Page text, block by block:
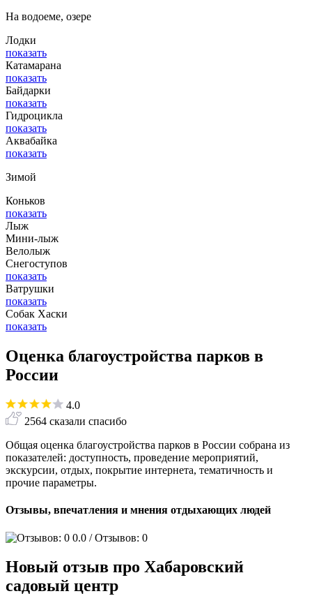
На водоеме, озере
Лодки
показать
Катамарана
показать
Байдарки
показать
Гидроцикла
показать
Аквабайка
показать
Зимой
Коньков
показать
Лыж
Мини-лыж
Велолыж
Снегоступов
показать
Ватрушки
показать
Собак Хаски
показать
Оценка благоустройства парков в
России
4.0
2564 сказали спасибо
Общая оценка благоустройства парков в России собрана из
показателей: доступность, проведение мероприятий,
экскурсии, отдых, покрытие интернета, тематичность и
прочие параметры.
Отзывы, впечатления и мнения отдыхающих людей
0.0 / Отзывов: 0
Новый отзыв про Хабаровский
садовый центр